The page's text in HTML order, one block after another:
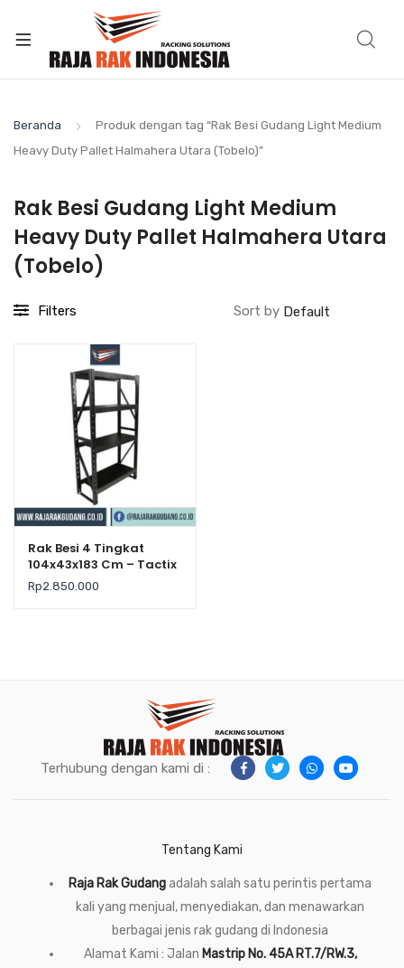
Beranda
Produk dengan tag “Rak Besi Gudang Light Medium
Heavy Duty Pallet Halmahera Utara (Tobelo)”
Rak Besi Gudang Light Medium
Heavy Duty Pallet Halmahera Utara
(Tobelo)
Filters Sort by
Rak Besi 4 Tingkat
104x43x183 Cm – Tactix
– Kekuatan 500Kg /
Level
Rp2.850.000
Terhubung dengan kami di :
Tentang Kami
Raja Rak Gudangadalah salah satu perintis pertama
kali yang menjual, menyediakan, dan menawarkan
berbagai jenis rak gudang di Indonesia
Alamat Kami : Jalan Mastrip No. 45A RT.7/RW.3,